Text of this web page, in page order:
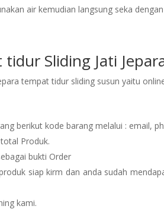
air kemudian langsung seka
Sliding Jati
tempat tidur sliding susun yaitu
berikut kode barang melalui : email,
Produk.
bukti Order
siap kirm dan anda sudah
kami.